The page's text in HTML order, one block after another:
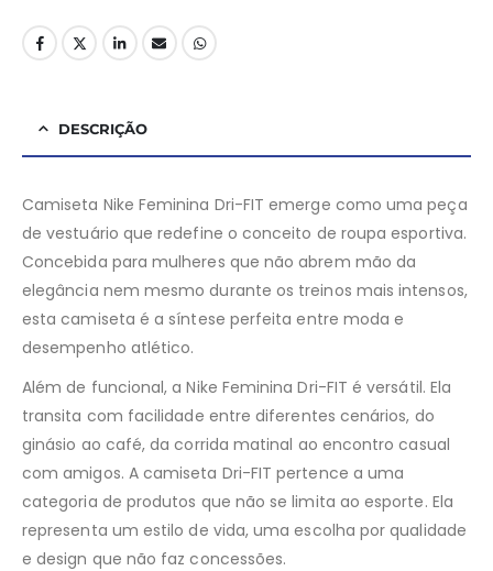
DESCRIÇÃO
Camiseta Nike Feminina Dri-FIT emerge como uma peça
de vestuário que redefine o conceito de roupa esportiva.
Concebida para mulheres que não abrem mão da
elegância nem mesmo durante os treinos mais intensos,
esta camiseta é a síntese perfeita entre moda e
desempenho atlético.
Além de funcional, a Nike Feminina Dri-FIT é versátil. Ela
transita com facilidade entre diferentes cenários, do
ginásio ao café, da corrida matinal ao encontro casual
com amigos. A camiseta Dri-FIT pertence a uma
categoria de produtos que não se limita ao esporte. Ela
representa um estilo de vida, uma escolha por qualidade
e design que não faz concessões.